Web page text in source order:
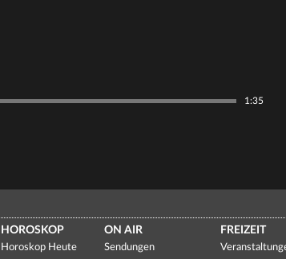
1:35
HOROSKOP
Horoskop Heute
ON AIR
Sendungen
FREIZEIT